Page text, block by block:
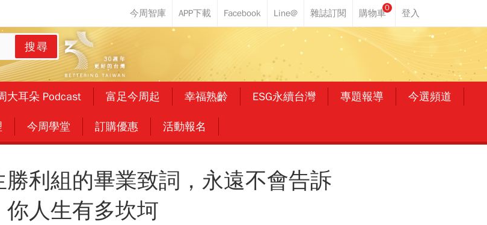
0
搜尋
大耳朵 Podcast 富足今周起 幸福熟齡 ESG永續台灣 專題報導 今選頻道
今周學堂 訂購優惠 活動報名
利組的畢業致詞，永遠不會告訴
你人生有多坎坷